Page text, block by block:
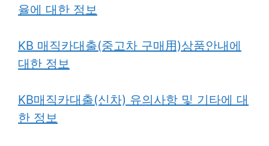
율에 대한 정보
KB 매직카대출(중고차 구매用)상품안내에
대한 정보
KB매직카대출(신차) 유의사항 및 기타에 대
한 정보